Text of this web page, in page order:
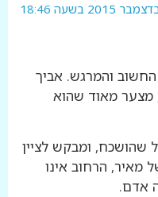
והמרגש. אביך
מצער מאוד שהוא
שהושכח, ומבקש לציין
הרחוב אינו
אדם.